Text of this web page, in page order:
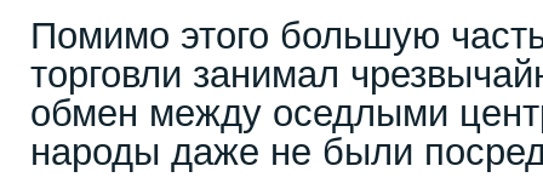
Помимо этого большую
торговли занимал
обмен между оседлыми
народы даже не были